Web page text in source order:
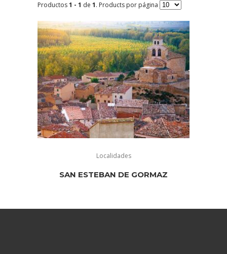
Productos1 - 1 de 1. Products por página
Localidades
SAN ESTEBAN DE GORMAZ